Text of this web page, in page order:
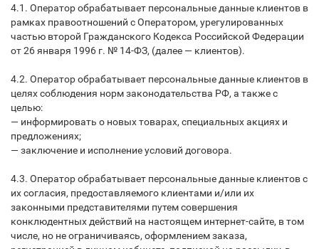
4.1. Оператор обрабатывает персональные данные клиентов в
рамках правоотношений с Оператором, урегулированных
частью второй Гражданского Кодекса Российской Федерации
от 26 января 1996 г. № 14-ФЗ, (далее — клиентов).
4.2. Оператор обрабатывает персональные данные клиентов в
целях соблюдения норм законодательства РФ, а также с
целью:
— информировать о новых товарах, специальных акциях и
предложениях;
— заключение и исполнение условий договора.
4.3. Оператор обрабатывает персональные данные клиентов с
их согласия, предоставляемого клиентами и/или их
законными представителями путем совершения
конклюдентных действий на настоящем интернет-сайте, в том
числе, но не ограничиваясь, оформлением заказа,